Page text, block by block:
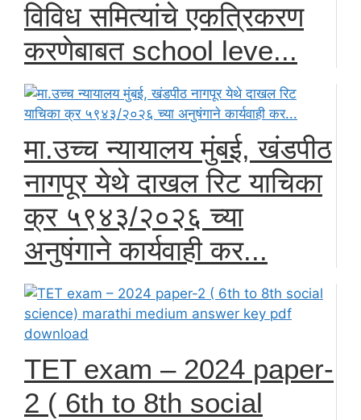
विविध समित्यांचे एकत्रिकरण
करणेबाबत school leve...
मा.उच्च न्यायालय मुंबई, खंडपीठ
नागपूर येथे दाखल रिट याचिका
क्र ५९४३/२०२६ च्या
अनुषंगाने कार्यवाही कर...
TET exam – 2024 paper-
2 ( 6th to 8th social